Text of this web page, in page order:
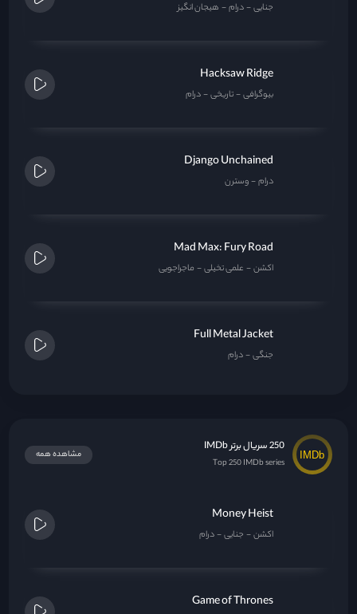
جنایی درام هیجان انگیز
Hacksaw Ridge
بیوگرافی تاریخی درام
Django Unchained
درام وسترن
Mad Max: Fury Road
اکشن علمی تخیلی ماجراجویی
Full Metal Jacket
جنگی درام
250 سریال برتر IMDb
Top 250 IMDb series
مشاهده همه
Money Heist
اکشن جنایی درام
Game of Thrones